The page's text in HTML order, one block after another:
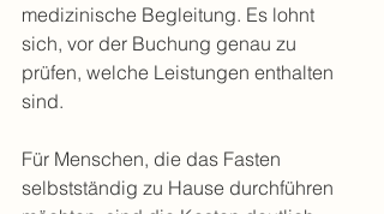
medizinische Begleitung. Es lohnt
sich, vor der Buchung genau zu
prüfen, welche Leistungen enthalten
sind.
Für Menschen, die das Fasten
selbstständig zu Hause durchführen